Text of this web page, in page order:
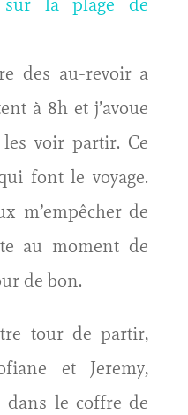
des au-revoir a
à 8h et j’avoue
voir partir. Ce
font le voyage.
m’empêcher de
au moment de
de bon.
tour de partir,
et Jeremy,
dans le coffre de